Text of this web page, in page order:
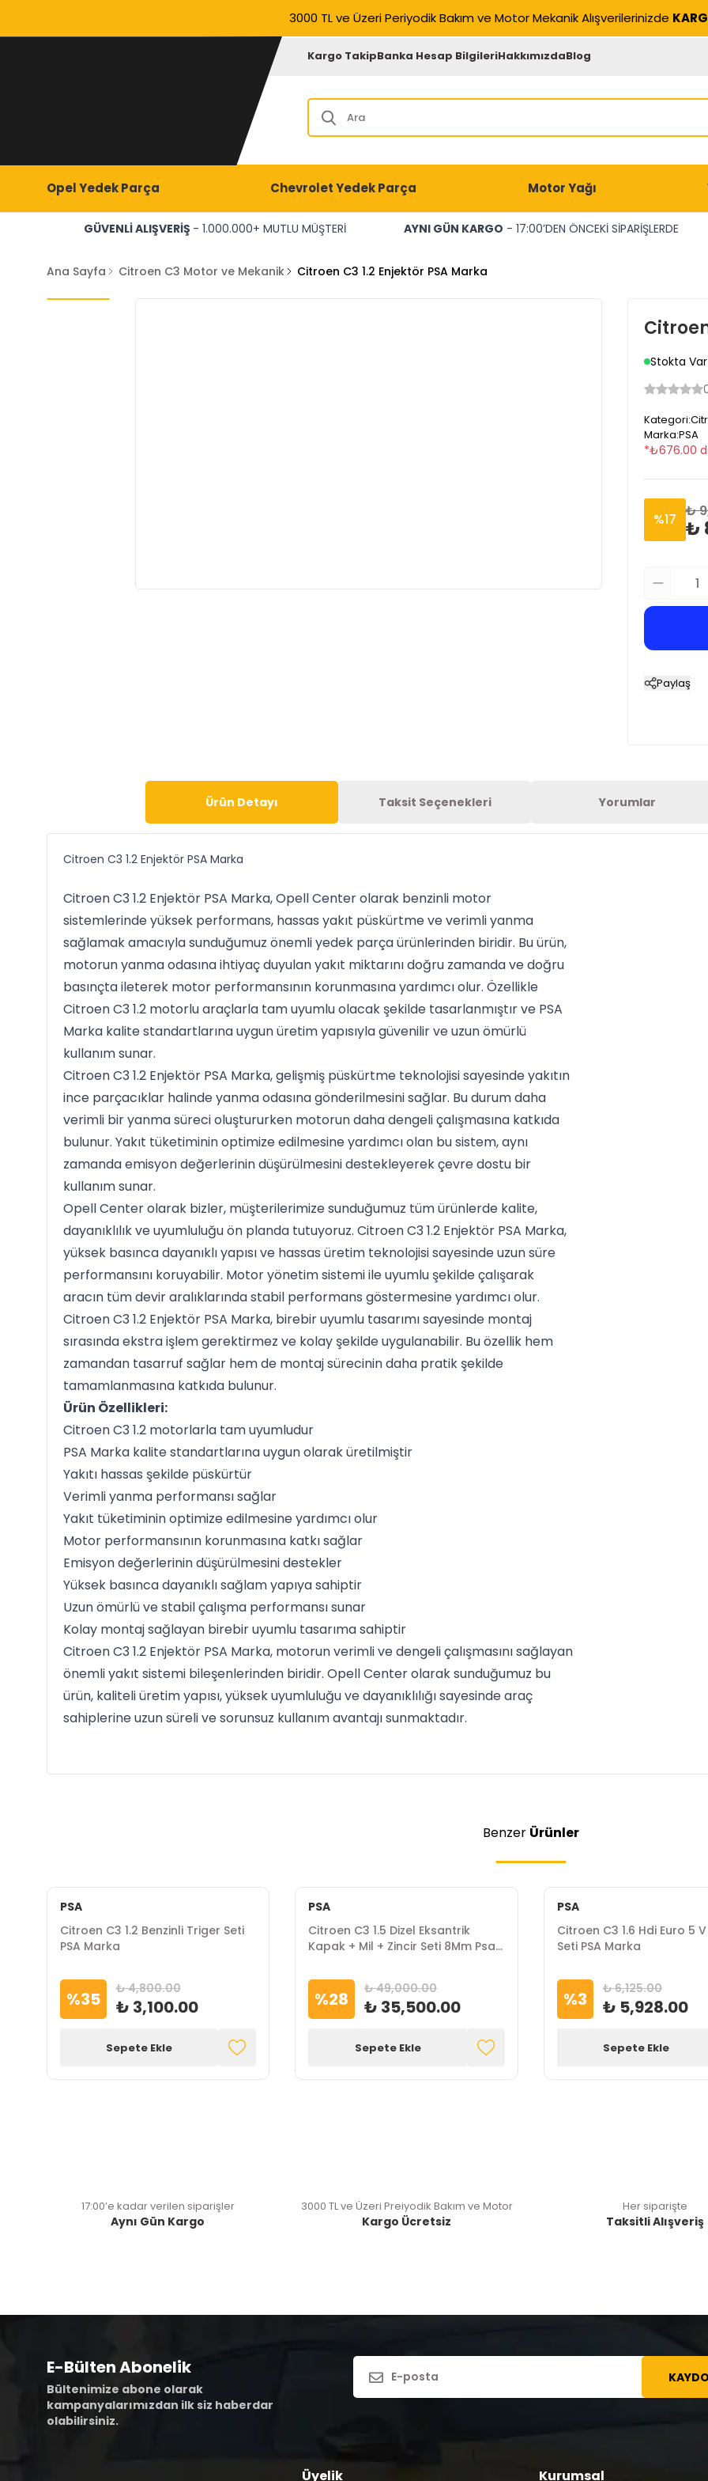
3000 TL ve Üzeri Periyodik Bakım ve Motor Mekanik Alışverilerinizde
Kargo TakipBanka Hesap BilgileriHakkımızdaBlog
Opel Yedek Parça Chevrolet Yedek Parça Motor Yağı
GÜVENLİ ALIŞVERİŞ - 1.000.000+ MUTLU MÜŞTERİ AYNI GÜN KARGO - 17:00’DEN ÖNCEKİ SİPARİŞLERDE
Ana Sayfa Citroen C3 Motor ve Mekanik Citroen C3 1.2 Enjektör PSA Marka
Stokta Var
Kategori:
Marka:PSA
*₺676.00
%17 ₺
₺
Paylaş
Ürün Detayı Taksit Seçenekleri Yorumlar
Citroen C3 1.2 Enjektör PSA Marka
Citroen C3 1.2 Enjektör PSA Marka, Opell Center olarak benzinli motor
sistemlerinde yüksek performans, hassas yakıt püskürtme ve verimli yanma
sağlamak amacıyla sunduğumuz önemli yedek parça ürünlerinden biridir. Bu ürün,
motorun yanma odasına ihtiyaç duyulan yakıt miktarını doğru zamanda ve doğru
basınçta ileterek motor performansının korunmasına yardımcı olur. Özellikle
Citroen C3 1.2 motorlu araçlarla tam uyumlu olacak şekilde tasarlanmıştır ve PSA
Marka kalite standartlarına uygun üretim yapısıyla güvenilir ve uzun ömürlü
kullanım sunar.
Citroen C3 1.2 Enjektör PSA Marka, gelişmiş püskürtme teknolojisi sayesinde yakıtın
ince parçacıklar halinde yanma odasına gönderilmesini sağlar. Bu durum daha
verimli bir yanma süreci oluştururken motorun daha dengeli çalışmasına katkıda
bulunur. Yakıt tüketiminin optimize edilmesine yardımcı olan bu sistem, aynı
zamanda emisyon değerlerinin düşürülmesini destekleyerek çevre dostu bir
kullanım sunar.
Opell Center olarak bizler, müşterilerimize sunduğumuz tüm ürünlerde kalite,
dayanıklılık ve uyumluluğu ön planda tutuyoruz. Citroen C3 1.2 Enjektör PSA Marka,
yüksek basınca dayanıklı yapısı ve hassas üretim teknolojisi sayesinde uzun süre
performansını koruyabilir. Motor yönetim sistemi ile uyumlu şekilde çalışarak
aracın tüm devir aralıklarında stabil performans göstermesine yardımcı olur.
Citroen C3 1.2 Enjektör PSA Marka, birebir uyumlu tasarımı sayesinde montaj
sırasında ekstra işlem gerektirmez ve kolay şekilde uygulanabilir. Bu özellik hem
zamandan tasarruf sağlar hem de montaj sürecinin daha pratik şekilde
tamamlanmasına katkıda bulunur.
Ürün Özellikleri:
Citroen C3 1.2 motorlarla tam uyumludur
PSA Marka kalite standartlarına uygun olarak üretilmiştir
Yakıtı hassas şekilde püskürtür
Verimli yanma performansı sağlar
Yakıt tüketiminin optimize edilmesine yardımcı olur
Motor performansının korunmasına katkı sağlar
Emisyon değerlerinin düşürülmesini destekler
Yüksek basınca dayanıklı sağlam yapıya sahiptir
Uzun ömürlü ve stabil çalışma performansı sunar
Kolay montaj sağlayan birebir uyumlu tasarıma sahiptir
Citroen C3 1.2 Enjektör PSA Marka, motorun verimli ve dengeli çalışmasını sağlayan
önemli yakıt sistemi bileşenlerinden biridir. Opell Center olarak sunduğumuz bu
ürün, kaliteli üretim yapısı, yüksek uyumluluğu ve dayanıklılığı sayesinde araç
sahiplerine uzun süreli ve sorunsuz kullanım avantajı sunmaktadır.
Benzer Ürünler
PSA
Citroen C3 1.2 Benzinli Triger Seti
PSA Marka
%35 ₺ 4,800.00
₺ 3,100.00
Sepete Ekle
PSA
Citroen C3 1.5 Dizel Eksantrik
Kapak + Mil + Zincir Seti 8Mm Psa
%28 ₺ 49,000.00
₺ 35,500.00
Sepete Ekle
PSA
Citroen C3 1.6 Hdi Euro 5 V
Seti PSA Marka
%3 ₺ 6,125.00
₺ 5,928.00
Sepete Ekle
17:00’e kadar verilen siparişler
Aynı Gün Kargo
3000 TL ve Üzeri Preiyodik Bakım ve Motor
Kargo Ücretsiz
Her siparişte
Taksitli Alışveriş
E-Bülten Abonelik
Bültenimize abone olarak
kampanyalarımızdan ilk siz haberdar
olabilirsiniz.
Üyelik Kurumsal